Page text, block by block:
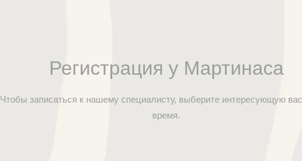
Регистрация у Мартинаса
Чтобы записаться к нашему специалисту, выберите интересующую
время.